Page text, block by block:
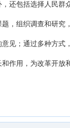
还包括选择人民群
，组织调查和研究
见；通过多种方式
作用，为改革开放